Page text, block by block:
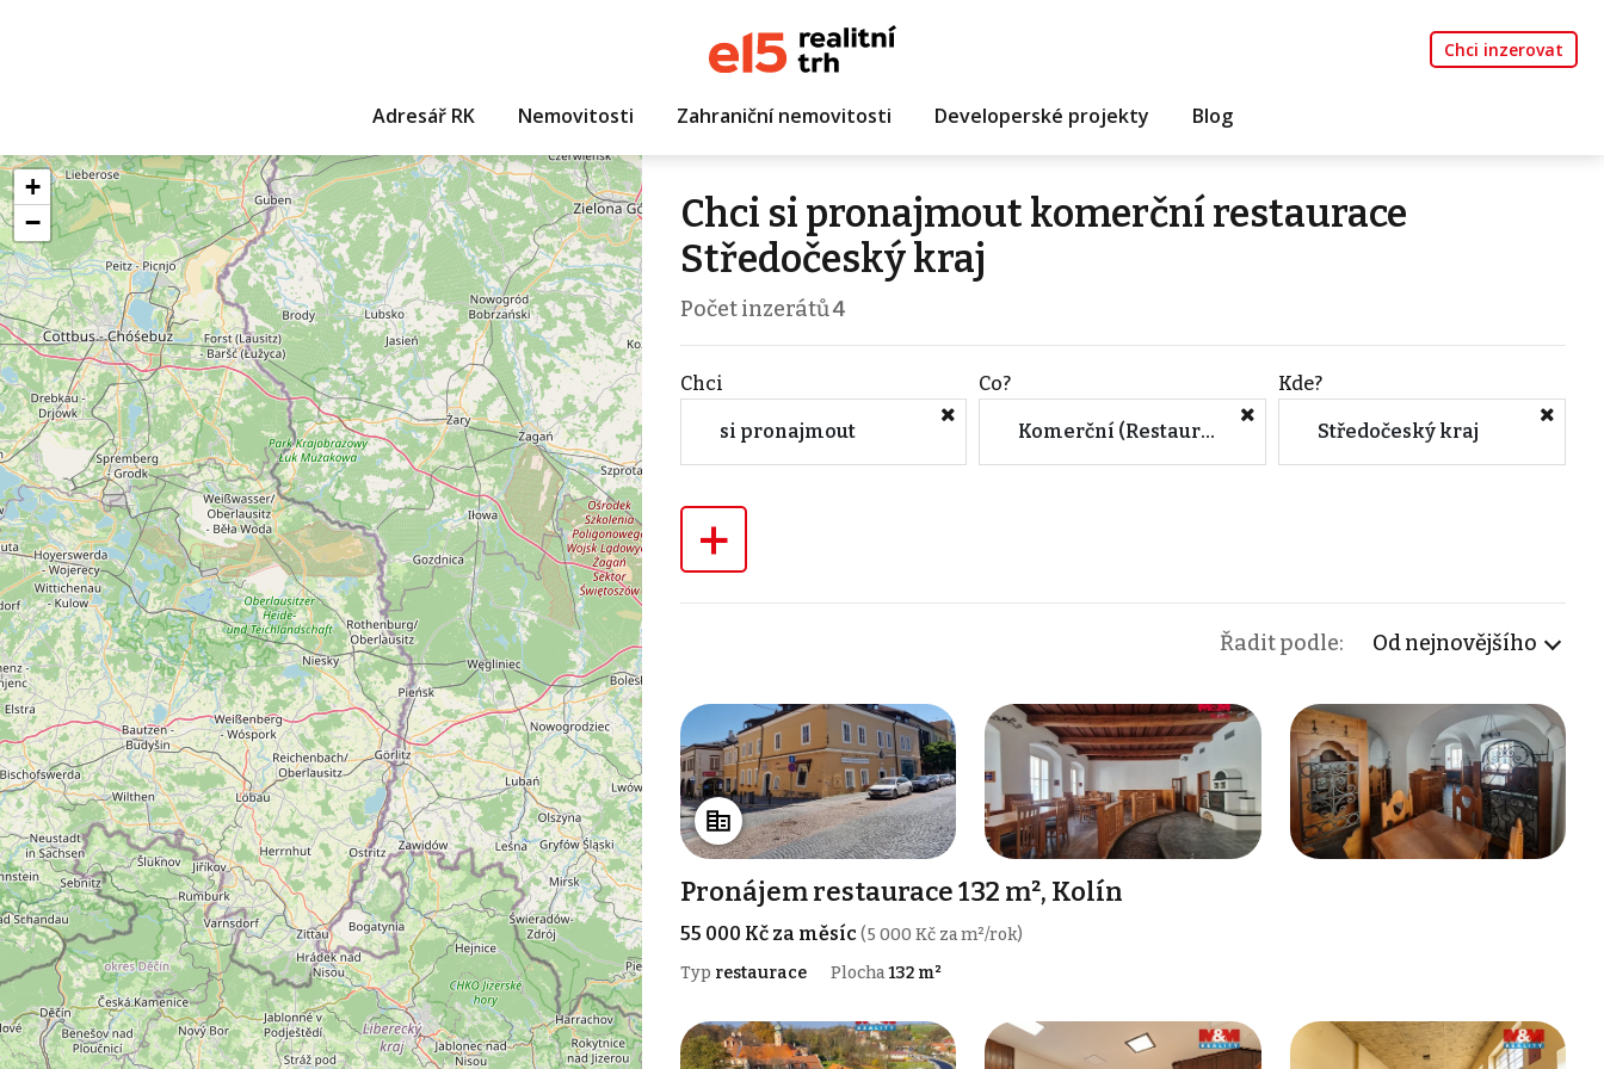
Chci inzerovat
Adresář RK Nemovitosti Zahraniční nemovitosti Developerské projekty Blog
+
−
Chci si pronajmout komerční restaurace
Středočeský kraj
Počet inzerátů4
Chci
si pronajmout
Co?
Komerční (Restaurace)
Kde?
Středočeský kraj
+
Řadit podle: Od nejnovějšího
Pronájem restaurace 132 m², Kolín
55 000 Kč za měsíc(5 000 Kč za m²/rok)
Typ restaurace Plocha132 m²